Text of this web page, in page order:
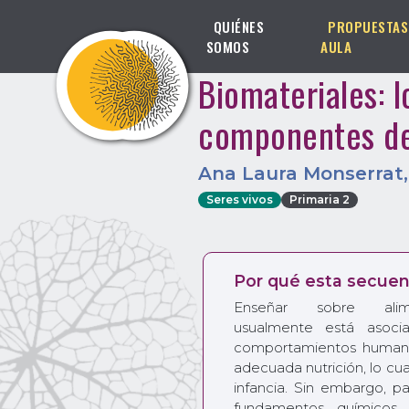
QUIÉNES
SOMOS
AULA
Biomateriales:
componentes
Ana Laura Monserrat,
Seres vivos Primaria 2
Por qué esta
Enseñar sobre
usualmente está
comportamientos
adecuada nutrición, lo
infancia. Sin embargo,